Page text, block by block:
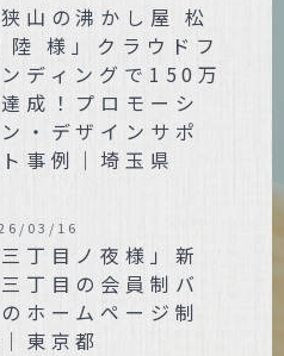
狭山の沸かし屋 松
陸 様」クラウドフ
ディングで150万
成！プロモーシ
・デザインサポ
事例｜埼玉県
三丁目ノ夜様」新
丁目の会員制バ
ホームページ制
東京都
03/16